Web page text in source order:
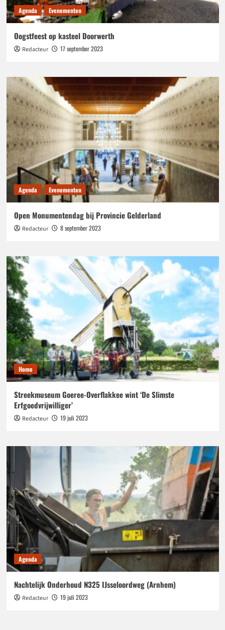
Agenda Evenementen
Oogstfeest op kasteel Doorwerth
Redacteur 17 september 2023
Agenda Evenementen
Open Monumentendag bij Provincie Gelderland
Redacteur 8 september 2023
Home
Streekmuseum Goeree-Overflakkee wint ‘De Slimste
Erfgoedvrijwilliger’
Redacteur 19 juli 2023
Agenda
Nachtelijk Onderhoud N325 IJsseloordweg (Arnhem)
Redacteur 19 juli 2023